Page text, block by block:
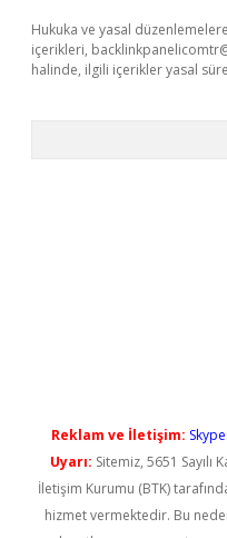
Hukuka ve yasal
içerikleri,
halinde, ilgili içerikler yasal
Reklam ve İletişim:
Uyarı: Sitemiz, 5651
İletişim Kurumu (BTK)
hizmet vermektedir. Bu